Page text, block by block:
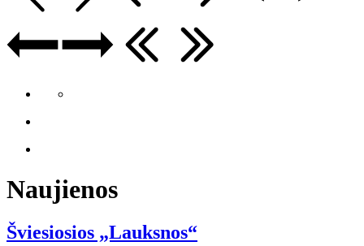
Naujienos
Šviesiosios „Lauksnos“